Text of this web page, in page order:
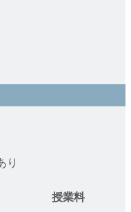
り
授業料